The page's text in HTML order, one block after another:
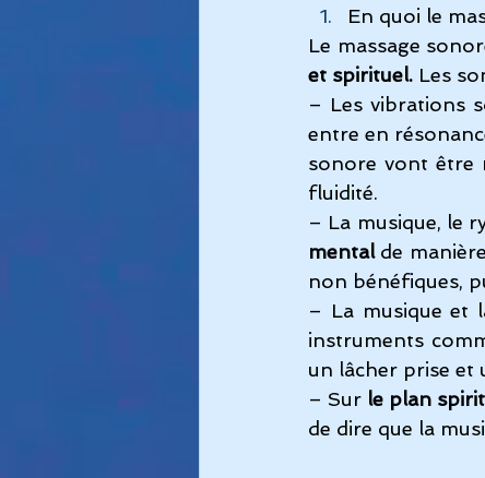
En quoi le
Le massage
et spirituel. Les
– Les vibrations
entre en
sonore vont être
fluidité.
– La musique, le
mental de
non bénéfiques,
– La musique et
instruments
un lâcher prise et
– Sur le plan
de dire que la